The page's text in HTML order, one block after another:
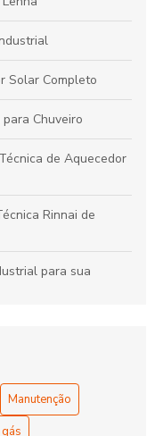
Solar Completo
Chuveiro
de Aquecedor
Rinnai de
para sua
Vantagens
Conforto
Manutenção